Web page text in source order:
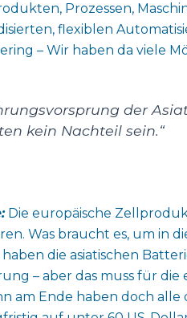
Prozessen,
flexiblen
– Wir haben da viele
der
kein Nachteil sein.“
Die europäische
Was braucht es, um in
die asiatischen
– aber das muss für
am Ende haben doch alle